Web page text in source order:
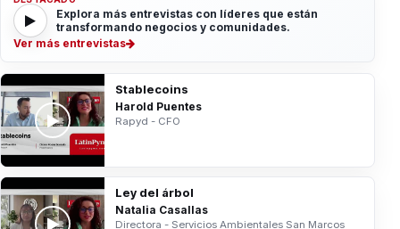
Explora más entrevistas con líderes que están
transformando negocios y comunidades.
Ver más entrevistas
Stablecoins
Harold Puentes
Rapyd - CFO
Ley del árbol
Natalia Casallas
Directora - Servicios Ambientales San Marcos